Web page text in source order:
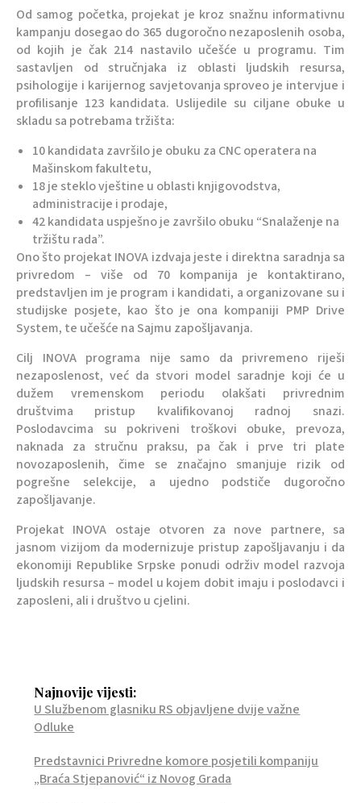
Od samog početka, projekat je kroz snažnu informativnu
kampanju dosegao do 365 dugoročno nezaposlenih osoba,
od kojih je čak 214 nastavilo učešće u programu. Tim
sastavljen od stručnjaka iz oblasti ljudskih resursa,
psihologije i karijernog savjetovanja sproveo je intervjue i
profilisanje 123 kandidata. Uslijedile su ciljane obuke u
skladu sa potrebama tržišta:
10 kandidata završilo je obuku za CNC operatera na
Mašinskom fakultetu,
18 je steklo vještine u oblasti knjigovodstva,
administracije i prodaje,
42 kandidata uspješno je završilo obuku “Snalaženje na
tržištu rada”.
Ono što projekat INOVA izdvaja jeste i direktna saradnja sa
privredom – više od 70 kompanija je kontaktirano,
predstavljen im je program i kandidati, a organizovane su i
studijske posjete, kao što je ona kompaniji PMP Drive
System, te učešće na Sajmu zapošljavanja.
Cilj INOVA programa nije samo da privremeno riješi
nezaposlenost, već da stvori model saradnje koji će u
dužem vremenskom periodu olakšati privrednim
društvima pristup kvalifikovanoj radnoj snazi.
Poslodavcima su pokriveni troškovi obuke, prevoza,
naknada za stručnu praksu, pa čak i prve tri plate
novozaposlenih, čime se značajno smanjuje rizik od
pogrešne selekcije, a ujedno podstiče dugoročno
zapošljavanje.
Projekat INOVA ostaje otvoren za nove partnere, sa
jasnom vizijom da modernizuje pristup zapošljavanju i da
ekonomiji Republike Srpske ponudi održiv model razvoja
ljudskih resursa – model u kojem dobit imaju i poslodavci i
zaposleni, ali i društvo u cjelini.
Najnovije vijesti:
U Službenom glasniku RS objavljene dvije važne
Odluke
Predstavnici Privredne komore posjetili kompaniju
„Braća Stjepanović“ iz Novog Grada